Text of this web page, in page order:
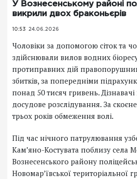
У Вознесенському районі
викрили двох браконьєрів
10:53 24.06.2026
Чоловіки за допомогою сіток та
здійснювали вилов водних
протиправних дій
збитків, за попередніми
понад 50 тисяч гривень.
досудове розслідування. За
трьох років обмеження волі.
Під час нічного патрулювання
Камʼяно-Костувата поблизу села
Вознесенського району
Новомарʼївської територіальної